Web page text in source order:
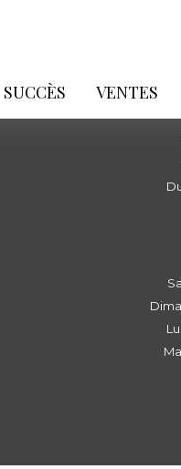
SUCCÈS VENTES